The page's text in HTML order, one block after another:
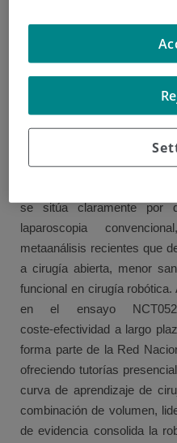
Cancer Center de la
permitido realizar 450
colorrectales con solo dos
filtrado de temblor,
mínimamente invasiva a
recidivas complicadas y
estancia media tras estas
se sitúa claramente por
laparoscopia
metaanálisis recientes que
a cirugía abierta, menor
funcional en cirugía
en el ensayo
coste‑efectividad a largo
forma parte de la Red
ofreciendo tutorías
curva de aprendizaje de
combinación de volumen,
de evidencia consolida la